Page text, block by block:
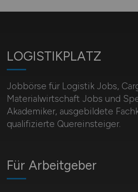
LOGISTIKPLATZ
Jobbörse für Logistik Jobs,
Materialwirtschaft Jobs und
Akademiker, ausgebildete
qualifizierte Quereinsteiger.
Für Arbeitgeber